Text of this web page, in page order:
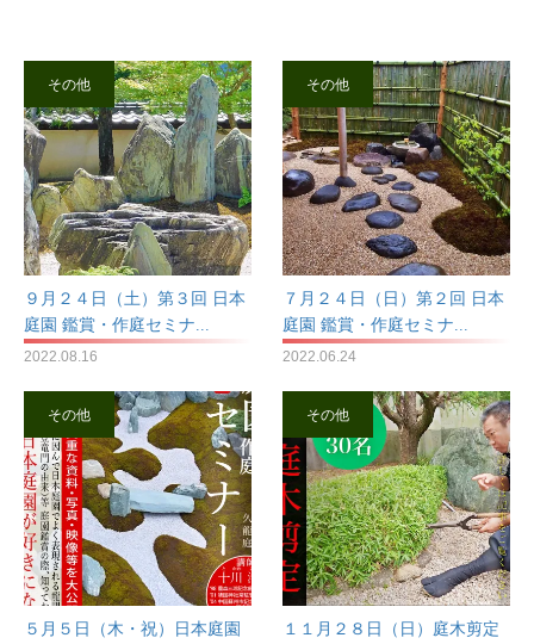
その他
９月２４日（土）第３回 日本
庭園 鑑賞・作庭セミナ...
2022.08.16
その他
７月２４日（日）第２回 日本
庭園 鑑賞・作庭セミナ...
2022.06.24
その他
５月５日（木・祝）日本庭園
その他
１１月２８日（日）庭木剪定